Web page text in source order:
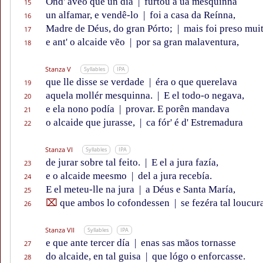
15
16 un alfamar, e vendê-lo | foi a casa da Reínna,
17 Madre de Déus, do gran Pórto; | mais foi preso
18 e ant' o alcaide vẽo | por sa gran malaventura,
Stanza V Syllables IPA
19 que lle disse se verdade | éra o que querelava
20 aquela mollér mesquinna. | E el todo-o negava,
21 e ela nono podía | provar. E porên mandava
22 o alcaide que jurasse, | ca fór' é d' Estremadura
Stanza VI Syllables IPA
23 de jurar sobre tal feito. | E el a jura fazía,
24 e o alcaide meesmo | del a jura recebía.
25 E el meteu-lle na jura | a Déus e Santa María,
26 ⌧ que ambos lo cofondessen | se fezéra tal
Stanza VII Syllables IPA
27 e que ante tercer día | enas sas mãos tornasse
28 do alcaide, en tal guisa | que lógo o enforcasse.